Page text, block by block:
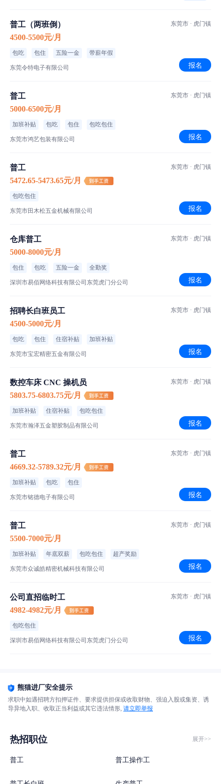
普工（两班倒）
4500-5500元/月
包吃 包住 五险一金 带薪年假
东莞令特电子有限公司
东莞市 · 虎门镇
报名
普工
5000-6500元/月
加班补贴 包吃 包住 包吃包住
东莞市鸿艺包装有限公司
东莞市 · 虎门镇
报名
普工
5472.65-5473.65元/月
包吃包住
东莞市田木松五金机械有限公司
东莞市 · 虎门镇
报名
仓库普工
5000-8000元/月
包住 包吃 五险一金 全勤奖
深圳市易佰网络科技有限公司东莞虎门分公司
东莞市 · 虎门镇
报名
招聘长白班员工
4500-5000元/月
包吃 包住 住宿补贴 加班补贴
东莞市宝宏精密五金有限公司
东莞市 · 虎门镇
报名
数控车床 CNC 操机员
5803.75-6803.75元/月
加班补贴 住宿补贴 包吃包住
东莞市瀚泽五金塑胶制品有限公司
东莞市 · 虎门镇
报名
普工
4669.32-5789.32元/月
加班补贴 包吃 包住
东莞市铭德电子有限公司
东莞市 · 虎门镇
报名
普工
5500-7000元/月
加班补贴 年底双薪 包吃包住 超产奖励
东莞市众诚皓精密机械科技有限公司
东莞市 · 虎门镇
报名
公司直招临时工
4982-4982元/月
包吃包住
深圳市易佰网络科技有限公司东莞虎门分公司
东莞市 · 虎门镇
报名
熊猫进厂安全提示
求职中如遇招聘方扣押证件、要求提供担保或收取财物、强迫入股或集资、诱
导异地入职、收取正当利益或其它违法情形, 请立即举报
热招职位 展开>>
普工 普工操作工